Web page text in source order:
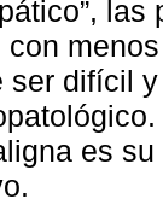
ser difícil
es